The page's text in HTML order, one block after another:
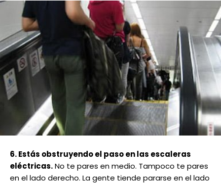
6. Estás obstruyendo el paso en las escaleras
eléctricas.No te pares en medio. Tampoco te pares
en el lado derecho. La gente tiende pararse en el lado